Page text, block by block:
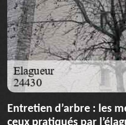
Entretien d’arbre : les
ceux pratiqués par